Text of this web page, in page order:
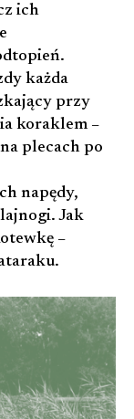
ich
każda
przy
koraklem –
plecach po
napędy,
Jak
–